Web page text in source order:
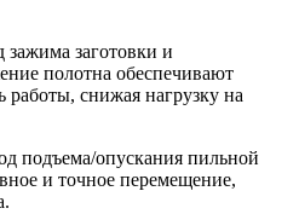
зажима заготовки и
полотна обеспечивают
работы, снижая нагрузку на
подъема/опускания пильной
и точное перемещение,